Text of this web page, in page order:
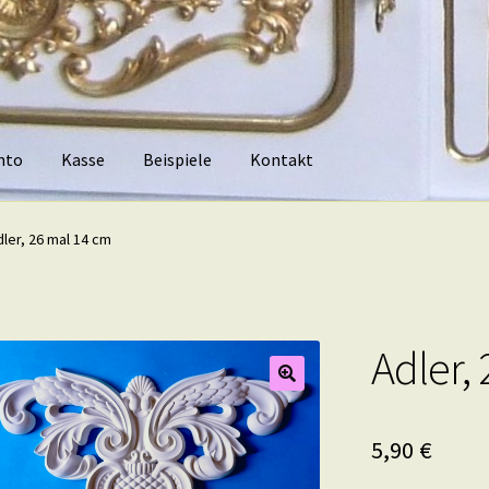
Kasse Beispiele Kontakt
Kontakt
26 mal 14 cm
Adler,
5,90 €